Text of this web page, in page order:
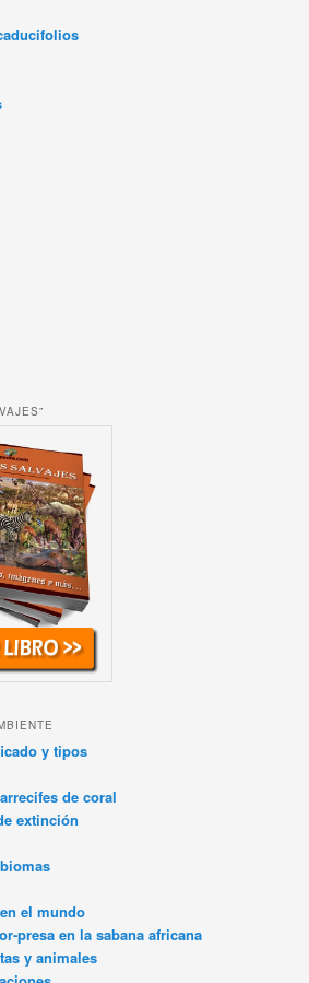
y tipos
de coral
extinción
el mundo
presa en la sabana africana
y animales